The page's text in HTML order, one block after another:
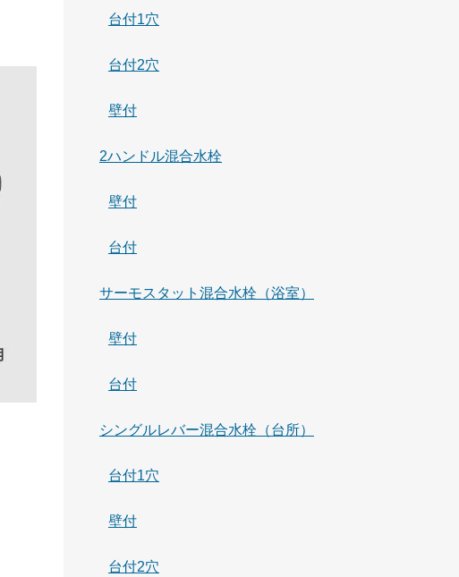
台付1穴
台付2穴
壁付
2ハンドル混合水栓
壁付
台付
サーモスタット混合水栓（浴室）
壁付
台付
シングルレバー混合水栓（台所）
台付1穴
壁付
台付2穴